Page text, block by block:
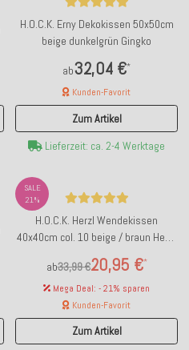
H.O.C.K. Erny Dekokissen 50x50cm
beige dunkelgrün Gingko
ab32,04 €*
Kunden-Favorit
Zum Artikel
Lieferzeit: ca. 2-4 Werktage
SALE
21%
H.O.C.K. Herzl Wendekissen
40x40cm col. 10 beige / braun Heart
ab
20,95 €*
33,99 €
Mega Deal: - 21% sparen
Kunden-Favorit
Zum Artikel